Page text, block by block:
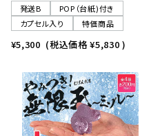
発送B
POP（台紙)付き
カプセル入り
特価商品
¥5,300 (税込価格¥5,830 )